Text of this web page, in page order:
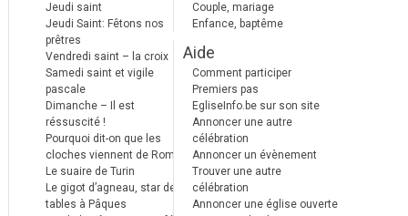
Jeudi saint
Jeudi Saint: Fêtons nos
prêtres
Vendredi saint – la croix
Samedi saint et vigile
pascale
Dimanche – Il est
réssuscité !
Pourquoi dit-on que les
cloches viennent de Rome ?
Le suaire de Turin
Le gigot d’agneau, star des
tables à Pâques
Couple, mariage
Enfance, baptême
Aide
Comment participer
Premiers pas
EgliseInfo.be sur son site
Annoncer une autre
célébration
Annoncer un évènement
Trouver une autre
célébration
Annoncer une église ouverte